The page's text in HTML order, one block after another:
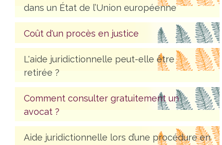
dans un État de l’Union européenne
Coût d'un procès en justice
L'aide juridictionnelle peut-elle être
retirée ?
Comment consulter gratuitement un
avocat ?
Aide juridictionnelle lors d’une procédure en